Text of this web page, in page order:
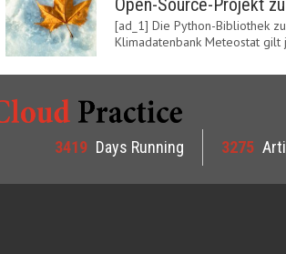
[ad_1] Die Python-Bibliothek
Klimadatenbank Meteostat gilt
3419 Days Running 3275